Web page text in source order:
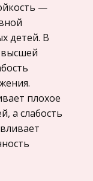
—
детей. В
высшей
плохое
а слабость